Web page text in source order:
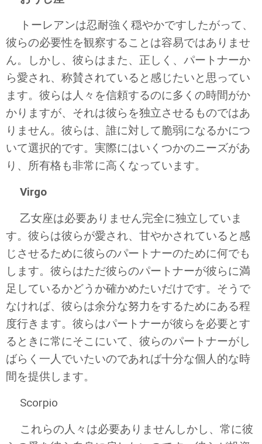
トーレアンは忍耐強く穏やかですしたがって、
彼らの必要性を観察することは容易ではありませ
ん。しかし、彼らはまた、正しく、パートナーか
ら愛され、称賛されていると感じたいと思ってい
ます。彼らは人々を信頼するのに多くの時間がか
かりますが、それは彼らを独立させるものではあ
りません。彼らは、誰に対して脆弱になるかにつ
いて選択的です。実際にはいくつかのニーズがあ
り、所有格も非常に高くなっています。
Virgo
乙女座は必要ありません完全に独立していま
す。彼らは彼らが愛され、甘やかされていると感
じさせるために彼らのパートナーのために何でも
します。彼らはただ彼らのパートナーが彼らに満
足しているかどうか確かめたいだけです。そうで
なければ、彼らは余分な努力をするためにある程
度行きます。彼らはパートナーが彼らを必要とす
るときに常にそこにいて、彼らのパートナーがし
ばらく一人でいたいのであれば十分な個人的な時
間を提供します。
Scorpio
これらの人々は必要ありませんしかし、常に彼